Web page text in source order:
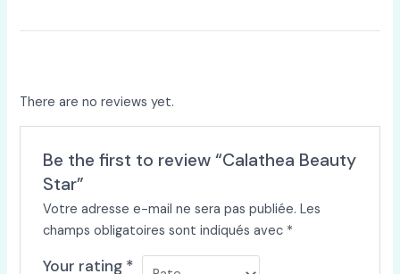
There are no reviews yet.
Be the first to review “Calathea Beauty
Star”
Votre adresse e-mail ne sera pas publiée. Les
champs obligatoires sont indiqués avec *
Your rating *